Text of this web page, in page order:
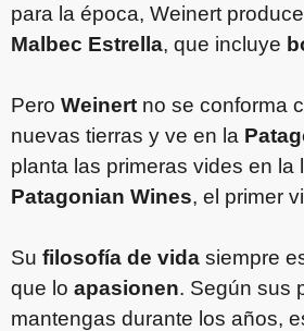
para la época, Weinert produce
Malbec Estrella, que incluye
Pero Weinert no se conforma
nuevas tierras y ve en la
planta las primeras vides en la
Patagonian Wines, el primer
Su filosofía de vida siempre
que lo apasionen. Según sus
mantengas durante los años,